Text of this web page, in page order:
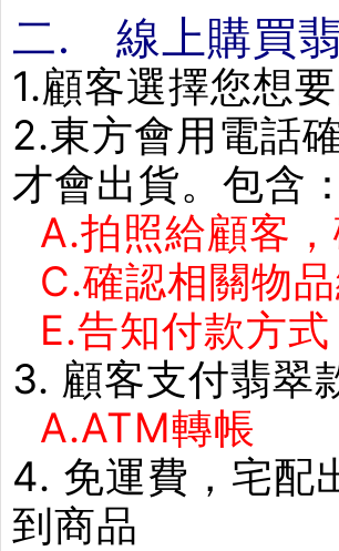
二. 線上購買
1.顧客選擇您想
2.東方會用電話
才會出貨。包含：
A.拍照給顧客
C.確認相關
E.告知付款
3. 顧客支付翡翠
A.ATM轉帳
4. 免運費，宅配
到商品